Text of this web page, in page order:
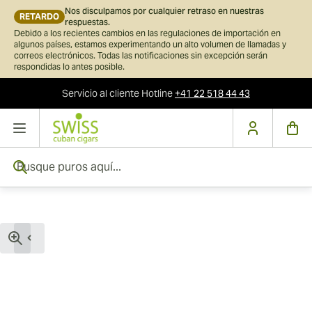
RETARDO
Nos disculpamos por cualquier retraso en nuestras
respuestas.
Debido a los recientes cambios en las regulaciones de importación en
algunos países, estamos experimentando un alto volumen de llamadas y
correos electrónicos. Todas las notificaciones sin excepción serán
respondidas lo antes posible.
Servicio al cliente Hotline+41 22 518 44 43